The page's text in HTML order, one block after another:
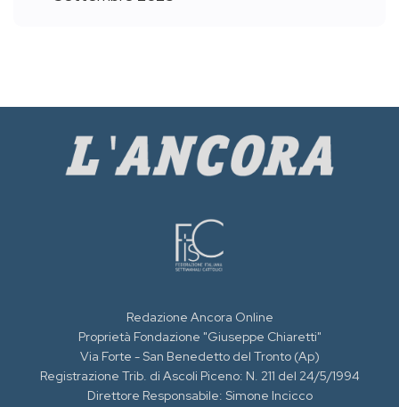
Redazione Ancora Online
Proprietà Fondazione "Giuseppe Chiaretti"
Via Forte - San Benedetto del Tronto (Ap)
Registrazione Trib. di Ascoli Piceno: N. 211 del 24/5/1994
Direttore Responsabile: Simone Incicco